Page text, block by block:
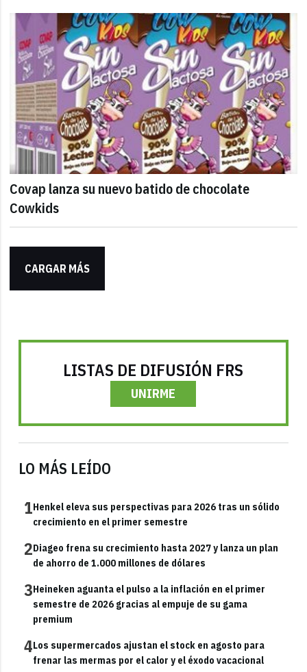
Covap lanza su nuevo batido de chocolate
Cowkids
CARGAR MÁS
LISTAS DE DIFUSIÓN FRS
UNIRME
LO MÁS LEÍDO
1Henkel eleva sus perspectivas para 2026 tras un sólido
crecimiento en el primer semestre
2Diageo frena su crecimiento hasta 2027 y lanza un plan
de ahorro de 1.000 millones de dólares
3Heineken aguanta el pulso a la inflación en el primer
semestre de 2026 gracias al empuje de su gama
premium
4Los supermercados ajustan el stock en agosto para
frenar las mermas por el calor y el éxodo vacacional